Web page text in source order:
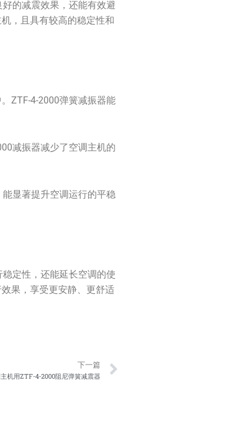
的减震效果，还能有效避
，且具有较高的稳定性和
ZTF-4-2000弹簧减振器能
减振器减少了空调主机的
显著提升空调运行的平稳
定性，还能延长空调的使
果，享受更安静、更舒适
下一篇
机用ZTF-4-2000阻尼弹簧减震器